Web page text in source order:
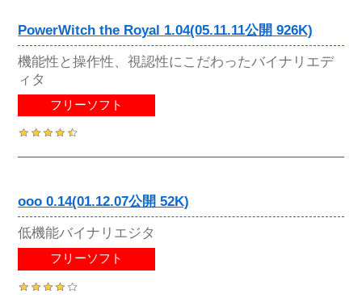
PowerWitch the Royal 1.04(05.11.11公開 926K)
機能性と操作性、視認性にこだわったバイナリエデ
ィタ
フリーソフト
ooo 0.14(01.12.07公開 52K)
低機能バイナリエジタ
フリーソフト